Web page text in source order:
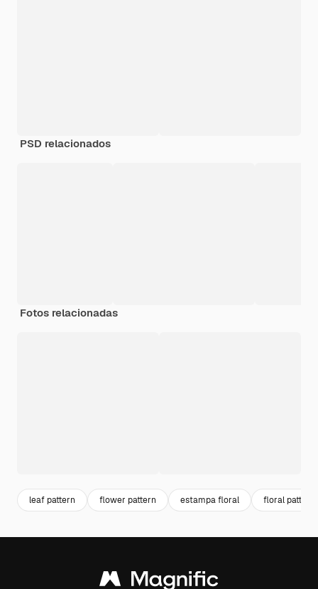
PSD relacionados
Fotos relacionadas
leaf pattern flower pattern estampa floral floral pattern